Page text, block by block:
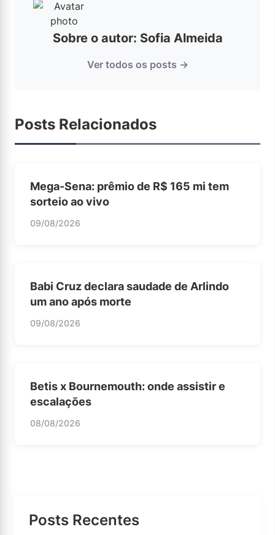
Sobre o autor: Sofia Almeida
Ver todos os posts →
Posts Relacionados
Mega-Sena: prêmio de R$ 165 mi tem
sorteio ao vivo
09/08/2026
Babi Cruz declara saudade de Arlindo
um ano após morte
09/08/2026
Betis x Bournemouth: onde assistir e
escalações
08/08/2026
Posts Recentes